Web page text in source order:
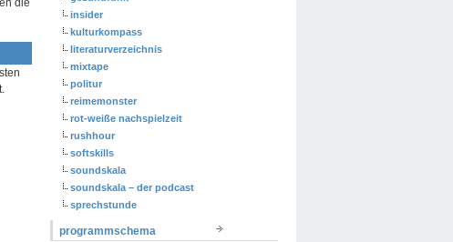
die
insider
kulturkompass
literaturverzeichnis
mixtape
politur
reimemonster
rot-weiße nachspielzeit
rushhour
softskills
soundskala
soundskala – der podcast
sprechstunde
programmschema